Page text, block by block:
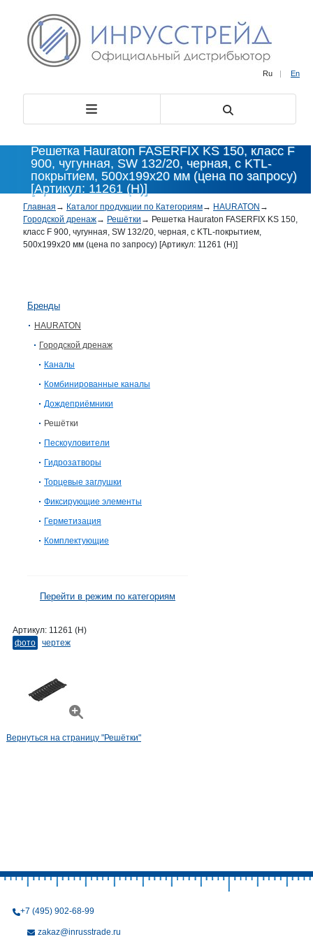
Ru | En
Решетка Hauraton FASERFIX KS 150, класс F
900, чугунная, SW 132/20, черная, c KTL-
покрытием, 500x199x20 мм (цена по запросу)
[Артикул: 11261 (H)]
Главная → Каталог продукции по Категориям→ HAURATON →
Городской дренаж→ Решётки → Решетка Hauraton FASERFIX KS 150,
класс F 900, чугунная, SW 132/20, черная, c KTL-покрытием,
500x199x20 мм (цена по запросу) [Артикул: 11261 (H)]
Бренды
HAURATON
Городской дренаж
Каналы
Комбинированные каналы
Дождеприёмники
Решётки
Пескоуловители
Гидрозатворы
Торцевые заглушки
Фиксирующие элементы
Герметизация
Комплектующие
Перейти в режим по категориям
Артикул: 11261 (H)
фото
чертеж
Вернуться на страницу "Решётки"
+7 (495) 902-68-99
zakaz@inrusstrade.ru